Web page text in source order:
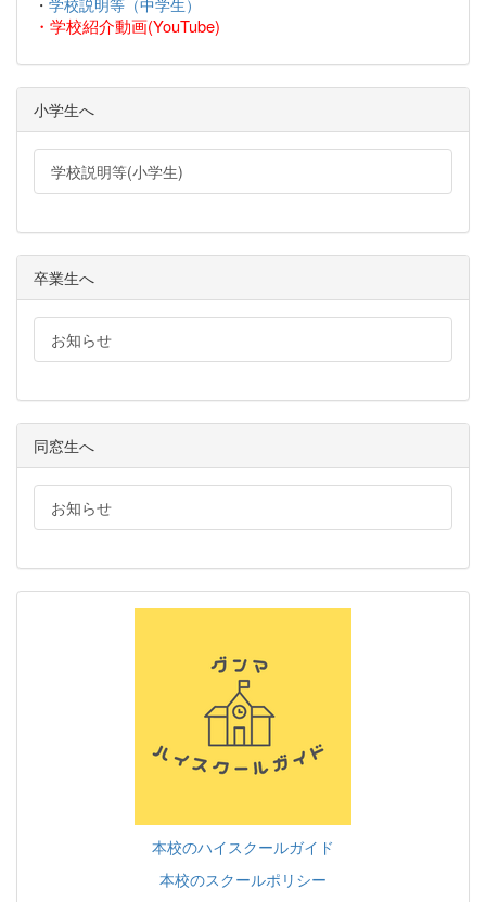
・ 学校紹介動画(YouTube)
小学生へ
学校説明等(小学生)
卒業生へ
お知らせ
同窓生へ
お知らせ
本校のハイスクールガイド
本校のスクールポリシー